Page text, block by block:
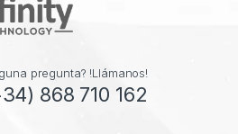
pregunta? !Llámanos!
868 710 162